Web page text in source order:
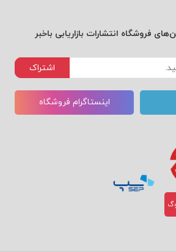
فروشگاه انتشارات بازاریابی باخبر
اشتراک
اینستاگرام فروشگاه